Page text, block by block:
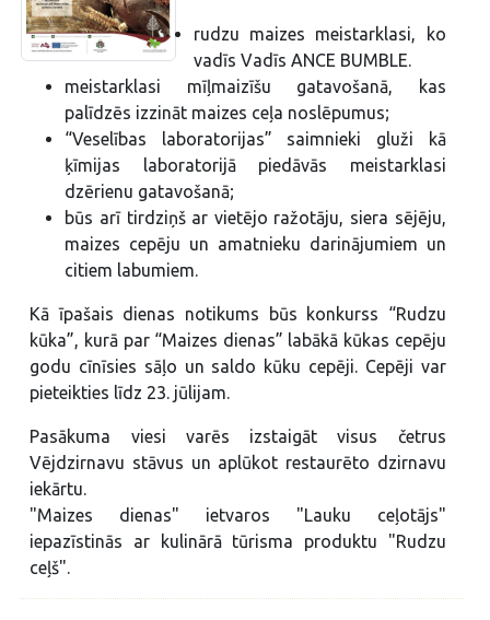
rudzu maizes meistarklasi, ko
vadīs Vadīs ANCE BUMBLE.
meistarklasi mīļmaizīšu gatavošanā, kas
palīdzēs izzināt maizes ceļa noslēpumus;
“Veselības laboratorijas” saimnieki gluži kā
ķīmijas laboratorijā piedāvās meistarklasi
dzērienu gatavošanā;
būs arī tirdziņš ar vietējo ražotāju, siera sējēju,
maizes cepēju un amatnieku darinājumiem un
citiem labumiem.
Kā īpašais dienas notikums būs konkurss “Rudzu
kūka”, kurā par “Maizes dienas” labākā kūkas cepēju
godu cīnīsies sāļo un saldo kūku cepēji. Cepēji var
pieteikties līdz 23. jūlijam.
Pasākuma viesi varēs izstaigāt visus četrus
Vējdzirnavu stāvus un aplūkot restaurēto dzirnavu
iekārtu.
"Maizes dienas" ietvaros "Lauku ceļotājs"
iepazīstinās ar kulinārā tūrisma produktu "Rudzu
ceļš".